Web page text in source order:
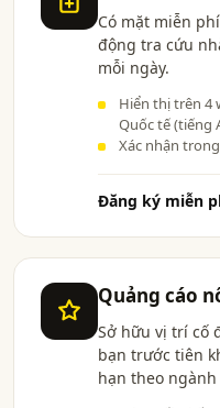
Có mặt miễn
động tra cứu
mỗi ngày.
Hiển thị trên 4
Quốc tế (tiếng
Xác nhận
Đăng ký miễn
Quảng cáo
Sở hữu vị trí cố
bạn trước tiên
hạn theo